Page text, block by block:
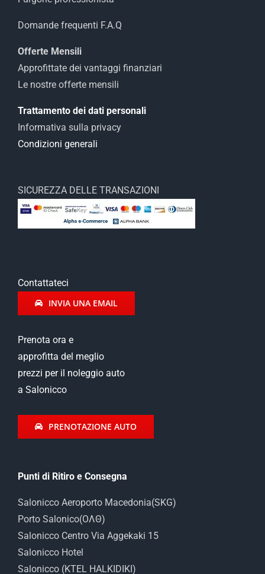
Domande frequenti F.A.Q
Offerte Mensili
Approfittate dei vantaggi finanziari
Le nostre offerte mensili
Trattamento dei dati personali
Informativa sulla privacy
Condizioni generali
SICUREZZA DELLE TRANSAZIONI
Contattateci
INVIA UNA EMAIL
Prenota ora e
approfitta del meglio
prezzi per il noleggio auto
a Salonicco
PRENOTAZIONE AUTO
Punti di Ritiro e Consegna
Salonicco Aeroporto Macedonia(SKG)
Porto Salonico(ΟΛΘ)
Salonicco Centro Via Aggekaki 15
Salonicco Hotel
Salonicco (KTEL HALKIDIKI)